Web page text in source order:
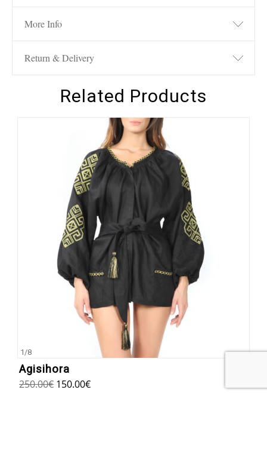
More Info
Return & Delivery
Related Products
1/8
Agisihora
250.00€ 150.00€
1